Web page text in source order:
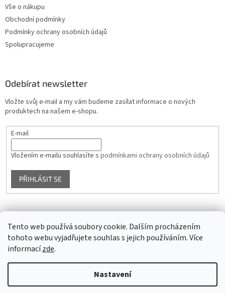
Tento web používá soubory cookie. Dalším procházením
tohoto webu vyjadřujete souhlas s jejich používáním. Více
informacízde.
Nastavení
Vše o nákupu
Obchodní podmínky
Podmínky ochrany osobních údajů
Spolupracujeme
Odebírat newsletter
Vložte svůj e-mail a my vám budeme zasílat informace o nových
produktech na našem e-shopu.
E-mail
Vložením e-mailu souhlasíte s podmínkami ochrany osobních údajů
PŘIHLÁSIT SE
Facebook